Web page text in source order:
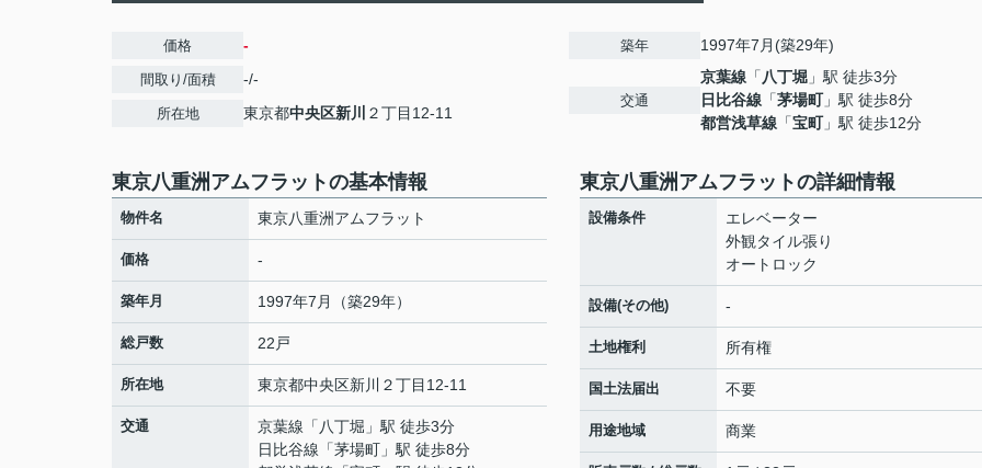
価格 -
間取り/面積 -/-
所在地 東京都中央区新川 ２丁目12-11
築年 1997年7月(築29年)
交通
京葉線 「 八丁堀 」駅 徒歩3分
日比谷線 「茅場町」駅 徒歩8分
都営浅草線 「宝町」駅 徒歩12分
東京八重洲アムフラットの基本情報
物件名 東京八重洲アムフラット
価格 -
築年月 1997年7月（築29年）
総戸数 22戸
所在地 東京都中央区新川 ２丁目12-11
交通 京葉線 「 八丁堀 」駅 徒歩3分
日比谷線 「茅場町 」駅 徒歩8分
東京八重洲アムフラットの詳細情報
設備条件
エレベーター
外観タイル張り
オートロック
設備(その他) -
土地権利 所有権
国土法届出 不要
用途地域 商業